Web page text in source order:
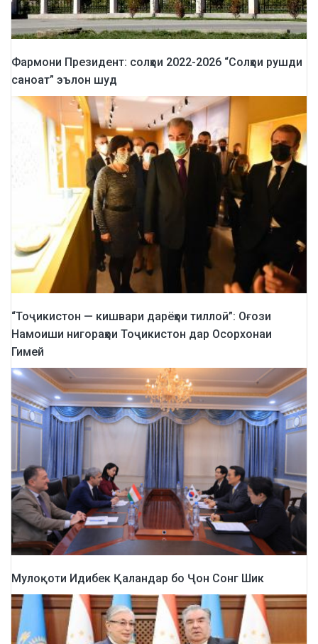
Фармони Президент: солҳои 2022-2026 “Солҳои рушди
саноат” эълон шуд
“Тоҷикистон — кишвари дарёҳои тиллоӣ”: Оғози
Намоиши нигораҳои Тоҷикистон дар Осорхонаи
Гимей
Мулоқоти Идибек Қаландар бо Ҷон Сонг Шик